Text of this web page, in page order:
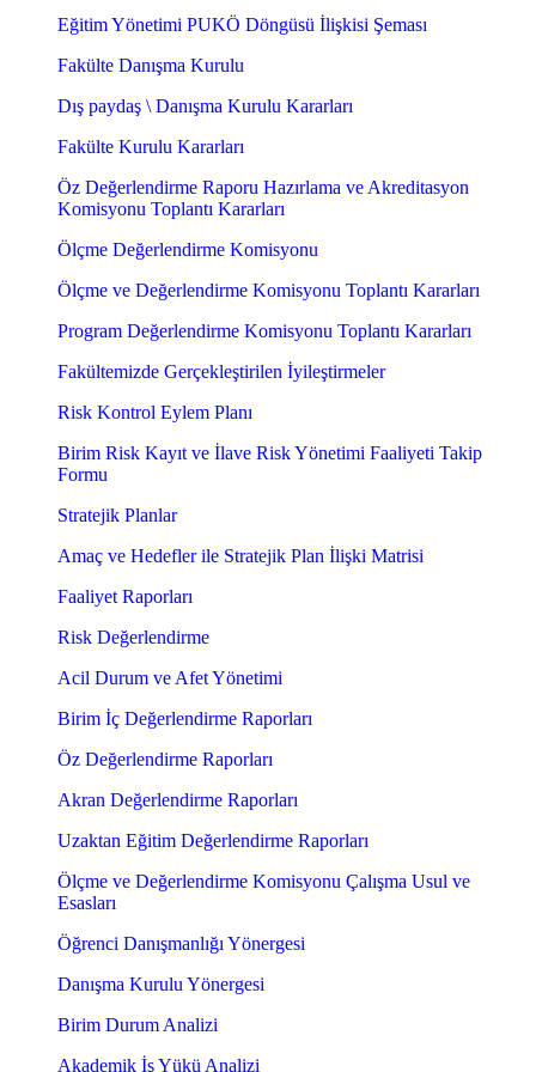
Eğitim Yönetimi PUKÖ Döngüsü İlişkisi Şeması
Fakülte Danışma Kurulu
Dış paydaş \ Danışma Kurulu Kararları
Fakülte Kurulu Kararları
Öz Değerlendirme Raporu Hazırlama ve Akreditasyon
Komisyonu Toplantı Kararları
Ölçme Değerlendirme Komisyonu
Ölçme ve Değerlendirme Komisyonu Toplantı Kararları
Program Değerlendirme Komisyonu Toplantı Kararları
Fakültemizde Gerçekleştirilen İyileştirmeler
Risk Kontrol Eylem Planı
Birim Risk Kayıt ve İlave Risk Yönetimi Faaliyeti Takip
Formu
Stratejik Planlar
Amaç ve Hedefler ile Stratejik Plan İlişki Matrisi
Faaliyet Raporları
Risk Değerlendirme
Acil Durum ve Afet Yönetimi
Birim İç Değerlendirme Raporları
Öz Değerlendirme Raporları
Akran Değerlendirme Raporları
Uzaktan Eğitim Değerlendirme Raporları
Ölçme ve Değerlendirme Komisyonu Çalışma Usul ve
Esasları
Öğrenci Danışmanlığı Yönergesi
Danışma Kurulu Yönergesi
Birim Durum Analizi
Akademik İş Yükü Analizi